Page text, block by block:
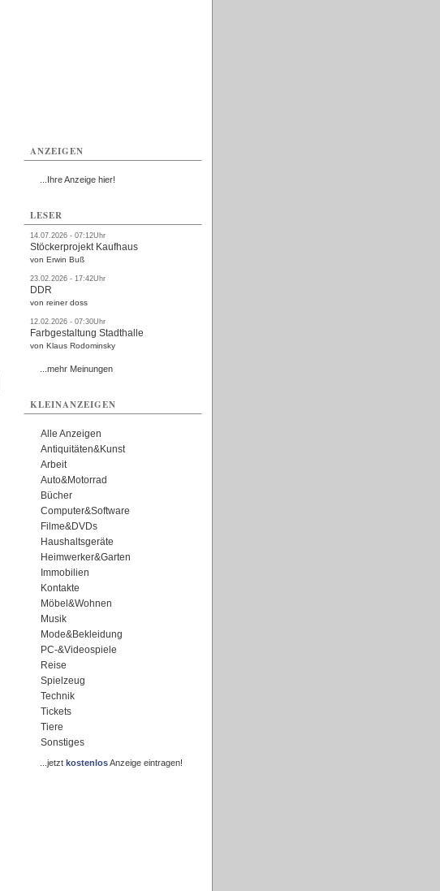
ANZEIGEN
...Ihre Anzeige hier!
LESER
14.07.2026 - 07:12Uhr
Stöckerprojekt Kaufhaus
von Erwin Buß
23.02.2026 - 17:42Uhr
DDR
von reiner doss
12.02.2026 - 07:30Uhr
Farbgestaltung Stadthalle
von Klaus Rodominsky
...mehr Meinungen
KLEINANZEIGEN
Alle Anzeigen
Antiquitäten&Kunst
Arbeit
Auto&Motorrad
Bücher
Computer&Software
Filme&DVDs
Haushaltsgeräte
Heimwerker&Garten
Immobilien
Kontakte
Möbel&Wohnen
Musik
Mode&Bekleidung
PC-&Videospiele
Reise
Spielzeug
Technik
Tickets
Tiere
Sonstiges
...jetzt kostenlosAnzeige eintragen!